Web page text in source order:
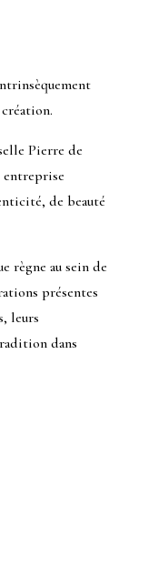
Pierre de
entreprise
de beauté
règne au sein de
présentes
leurs
dans